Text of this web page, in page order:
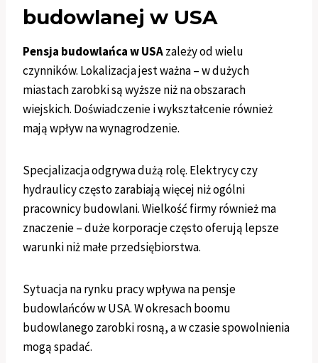
budowlanej w USA
Pensja budowlańca w USAzależy od wielu
czynników. Lokalizacja jest ważna – w dużych
miastach zarobki są wyższe niż na obszarach
wiejskich. Doświadczenie i wykształcenie również
mają wpływ na wynagrodzenie.
Specjalizacja odgrywa dużą rolę. Elektrycy czy
hydraulicy często zarabiają więcej niż ogólni
pracownicy budowlani. Wielkość firmy również ma
znaczenie – duże korporacje często oferują lepsze
warunki niż małe przedsiębiorstwa.
Sytuacja na rynku pracy wpływa na pensje
budowlańców w USA. W okresach boomu
budowlanego zarobki rosną, a w czasie spowolnienia
mogą spadać.